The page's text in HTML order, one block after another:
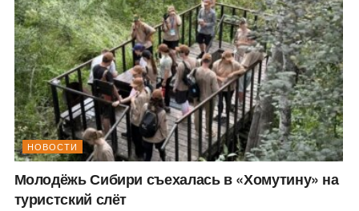
НОВОСТИ
Молодёжь Сибири съехалась в «Хомутину» на
туристский слёт